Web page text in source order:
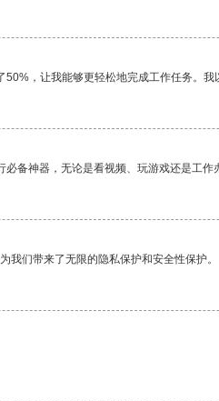
，让我能够更轻松地完成工作任务。
备神器，无论是看视频、玩游戏还是工作
我们带来了无限的隐私保护和安全性保护。